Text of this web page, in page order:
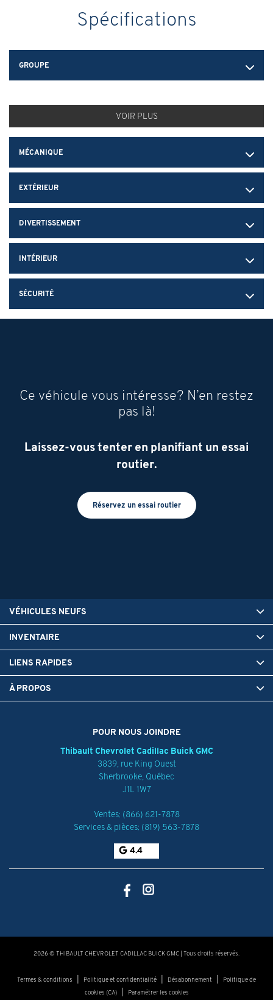
Spécifications
GROUPE
VOIR PLUS
MÉCANIQUE
EXTÉRIEUR
DIVERTISSEMENT
INTÉRIEUR
SÉCURITÉ
Ce véhicule vous intéresse? N’en restez
pas là!
Laissez-vous tenter en planifiant un essai
routier.
Réservez un essai routier
POUR NOUS JOINDRE
Thibault Chevrolet Cadillac Buick GMC
3839, rue King Ouest
Sherbrooke, Québec
J1L 1W7
Ventes: (866) 621-7878
Services & pièces: (819) 563-7878
4.4
VÉHICULES NEUFS
INVENTAIRE
LIENS RAPIDES
À PROPOS
2026 © THIBAULT CHEVROLET CADILLAC BUICK GMC | Tous droits réservés.
Termes & conditions | Politique et confidentialité | Désabonnement |
Politique de
cookies (CA)| Paramétrer les cookies